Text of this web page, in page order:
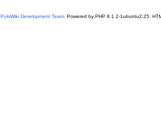
PukiWiki Development Team. Powered by PHP 8.1.2-1ubuntu2.25.